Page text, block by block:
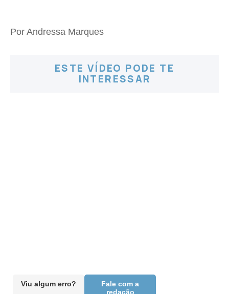
Por Andressa Marques
ESTE VÍDEO PODE TE
INTERESSAR
Viu algum erro?
Fale com a
redação